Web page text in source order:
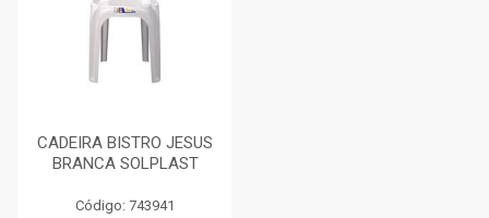
CADEIRA BISTRO JESUS
BRANCA SOLPLAST
Código: 743941